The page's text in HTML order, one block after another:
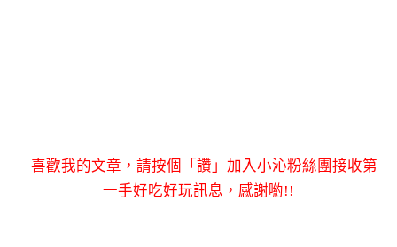
喜歡我的文章，請按個「讚」加入小沁粉絲團接收第
一手好吃好玩訊息，感謝喲!!